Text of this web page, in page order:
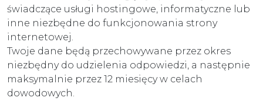
świadczące usługi hostingowe, informatyczne lub
inne niezbędne do funkcjonowania strony
internetowej.
Twoje dane będą przechowywane przez okres
niezbędny do udzielenia odpowiedzi, a następnie
maksymalnie przez 12 miesięcy w celach
dowodowych.